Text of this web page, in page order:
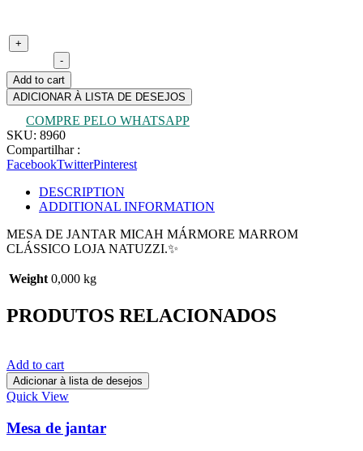
+
-
Add to cart
ADICIONAR À LISTA DE DESEJOS
COMPRE PELO WHATSAPP
SKU: 8960
Compartilhar :
FacebookTwitterPinterest
DESCRIPTION
ADDITIONAL INFORMATION
MESA DE JANTAR MICAH MÁRMORE MARROM
CLÁSSICO LOJA NATUZZI.✨
Weight 0,000 kg
PRODUTOS RELACIONADOS
Add to cart
Adicionar à lista de desejos
Quick View
Mesa de jantar